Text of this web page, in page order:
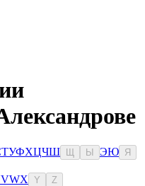
ТУФХЦЧШ Ы ЭЮ Я
VWX Y Z